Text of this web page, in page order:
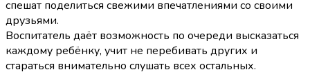
спешат поделиться свежими впечатлениями со своими
друзьями.
Воспитатель даёт возможность по очереди высказаться
каждому ребёнку, учит не перебивать других и
стараться внимательно слушать всех остальных.